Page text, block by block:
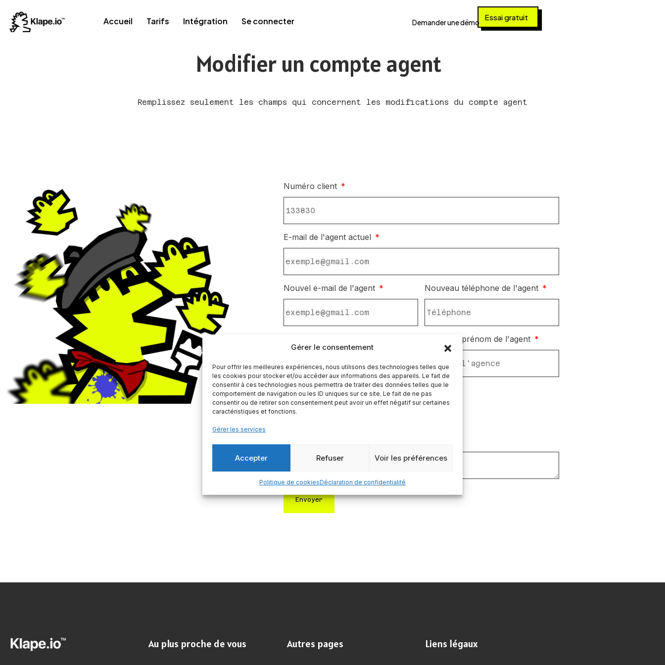
Gérer le consentement
Pour offrir les meilleures expériences, nous utilisons des technologies telles que
les cookies pour stocker et/ou accéder aux informations des appareils. Le fait de
consentir à ces technologies nous permettra de traiter des données telles que le
comportement de navigation ou les ID uniques sur ce site. Le fait de ne pas
consentir ou de retirer son consentement peut avoir un effet négatif sur certaines
caractéristiques et fonctions.
Gérer les services
Accepter Refuser Voir les préférences
Politique de cookiesDéclaration de confidentialité
Accueil Tarifs Intégration Se connecter Demander une démo
Essai gratuit
Modifier un compte agent
Remplissez seulement les champs qui concernent les modifications du compte agent
Numéro client
E-mail de l'agent actuel
Nouvel e-mail de l'agent Nouveau téléphone de l'agent
Nouveau prénom de l'agent
Nouvelle photo du compte agent
Envoyer
Au plus proche de vous Autres pages Liens légaux